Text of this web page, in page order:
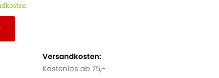
Versandkosten:
Kostenlos ab 75,-